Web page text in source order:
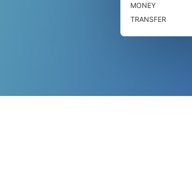
MONEY
TRANSFER